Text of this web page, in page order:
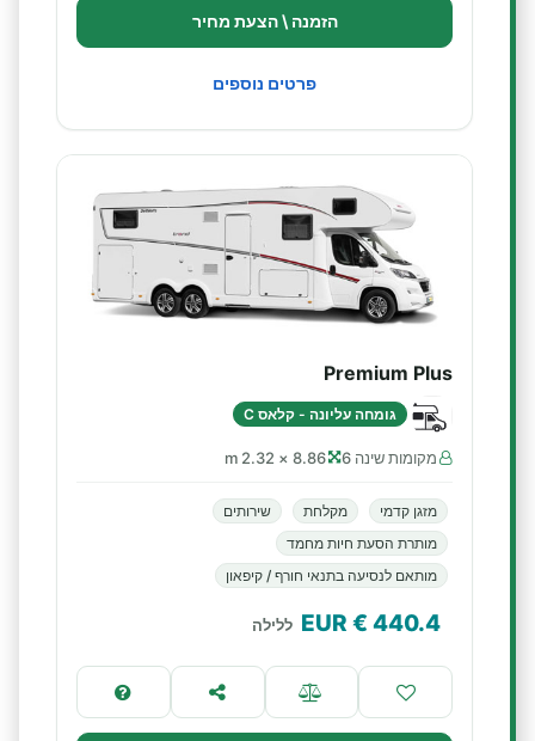
הזמנה \ הצעת מחיר
פרטים נוספים
Premium Plus
גומחה עליונה - קלאס C
מקומות שינה 6 8.86 × 2.32 m
מזגן קדמי מקלחת
שירותים
מותרת הסעת חיות מחמד
מותאם לנסיעה בתנאי חורף / קיפאון
440.4
€ EUR ללילה